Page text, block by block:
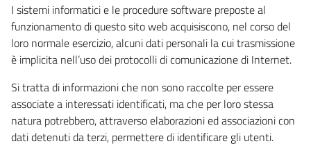
I sistemi informatici e le procedure software preposte al
funzionamento di questo sito web acquisiscono, nel corso del
loro normale esercizio, alcuni dati personali la cui trasmissione
è implicita nell’uso dei protocolli di comunicazione di Internet.
Si tratta di informazioni che non sono raccolte per essere
associate a interessati identificati, ma che per loro stessa
natura potrebbero, attraverso elaborazioni ed associazioni con
dati detenuti da terzi, permettere di identificare gli utenti.